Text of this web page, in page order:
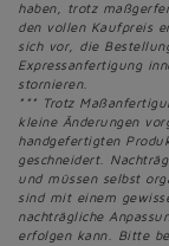
haben, trotz
den vollen Kaufpreis
sich vor, die
Expressanfertigung
stornieren.
*** Trotz
kleine Änderungen
handgefertigten
geschneidert.
und müssen selbst
sind mit einem
nachträgliche
erfolgen kann. Bitte